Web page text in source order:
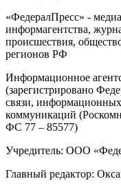
«ФедералПресс» -
информагентства,
происшествия,
регионов РФ
Информационное
(зарегистрировано
связи,
коммуникаций
ФС 77 – 85577)
Учредитель: ООО
Главный редактор: